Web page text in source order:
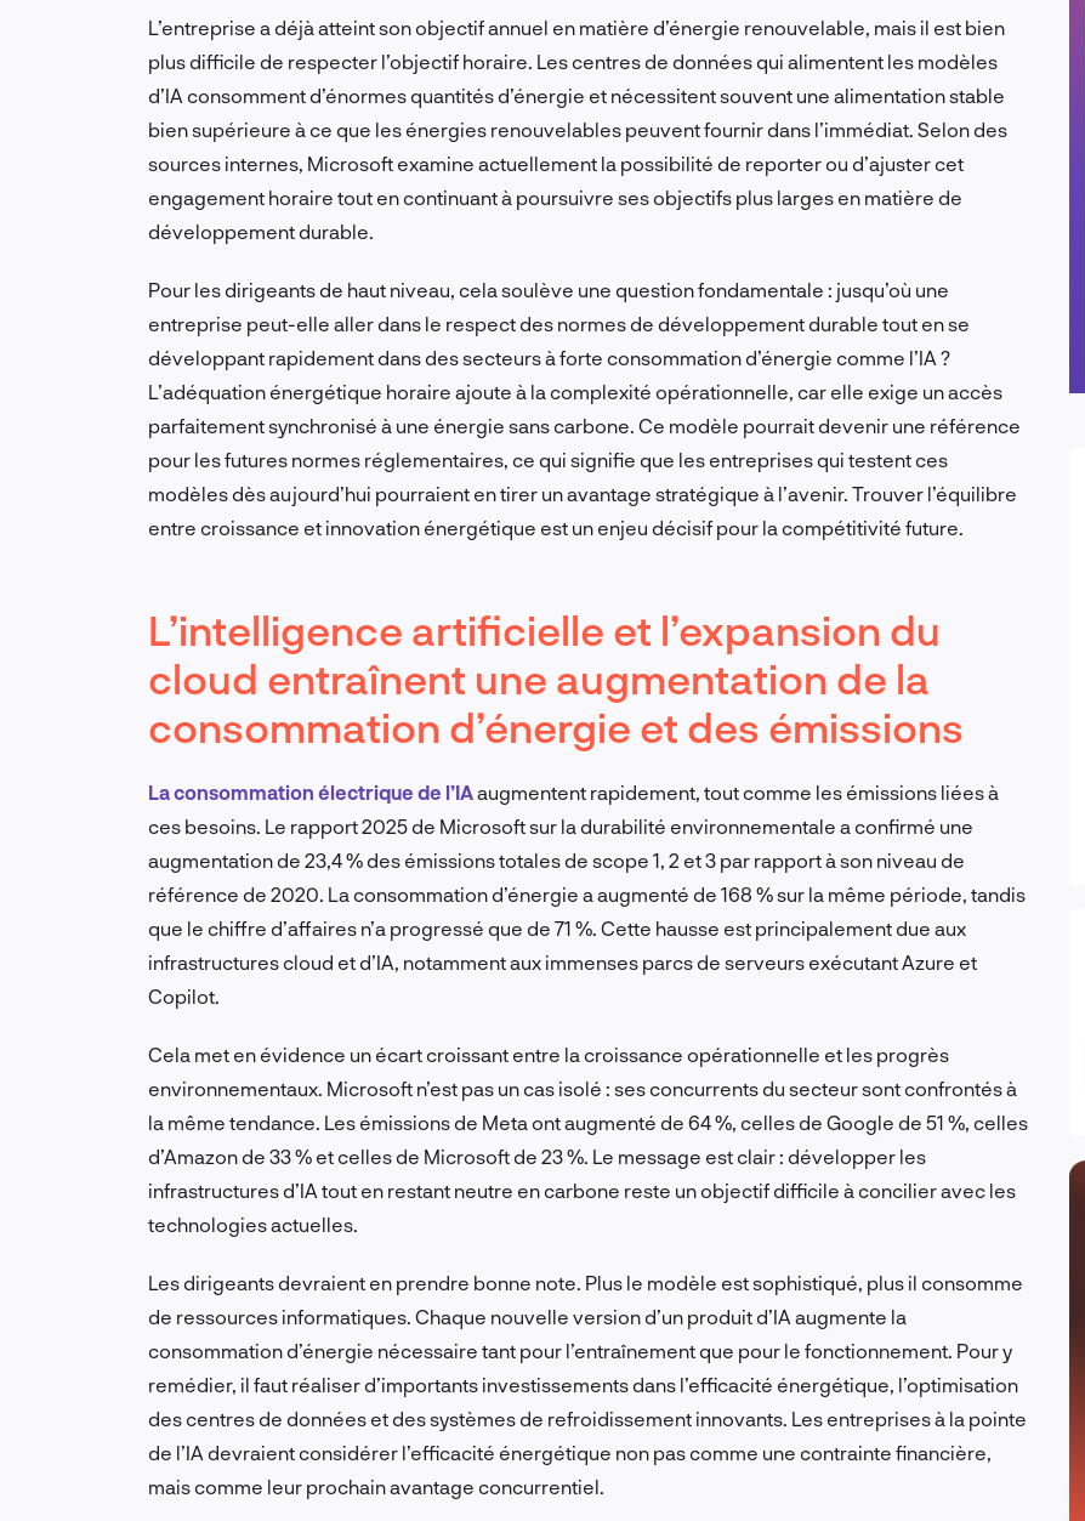
L’entreprise a déjà atteint son objectif annuel en matière d’énergie renouvelable, mais il est bien
plus difficile de respecter l’objectif horaire. Les centres de données qui alimentent les modèles
d’IA consomment d’énormes quantités d’énergie et nécessitent souvent une alimentation stable
bien supérieure à ce que les énergies renouvelables peuvent fournir dans l’immédiat. Selon des
sources internes, Microsoft examine actuellement la possibilité de reporter ou d’ajuster cet
engagement horaire tout en continuant à poursuivre ses objectifs plus larges en matière de
développement durable.
Pour les dirigeants de haut niveau, cela soulève une question fondamentale : jusqu’où une
entreprise peut-elle aller dans le respect des normes de développement durable tout en se
développant rapidement dans des secteurs à forte consommation d’énergie comme l’IA ?
L’adéquation énergétique horaire ajoute à la complexité opérationnelle, car elle exige un accès
parfaitement synchronisé à une énergie sans carbone. Ce modèle pourrait devenir une référence
pour les futures normes réglementaires, ce qui signifie que les entreprises qui testent ces
modèles dès aujourd’hui pourraient en tirer un avantage stratégique à l’avenir. Trouver l’équilibre
entre croissance et innovation énergétique est un enjeu décisif pour la compétitivité future.
L’intelligence artificielle et l’expansion du
cloud entraînent une augmentation de la
consommation d’énergie et des émissions
La consommation électrique de l’IAaugmentent rapidement, tout comme les émissions liées à
ces besoins. Le rapport 2025 de Microsoft sur la durabilité environnementale a confirmé une
augmentation de 23,4 % des émissions totales de scope 1, 2 et 3 par rapport à son niveau de
référence de 2020. La consommation d’énergie a augmenté de 168 % sur la même période, tandis
que le chiffre d’affaires n’a progressé que de 71 %. Cette hausse est principalement due aux
infrastructures cloud et d’IA, notamment aux immenses parcs de serveurs exécutant Azure et
Copilot.
Cela met en évidence un écart croissant entre la croissance opérationnelle et les progrès
environnementaux. Microsoft n’est pas un cas isolé : ses concurrents du secteur sont confrontés à
la même tendance. Les émissions de Meta ont augmenté de 64 %, celles de Google de 51 %, celles
d’Amazon de 33 % et celles de Microsoft de 23 %. Le message est clair : développer les
infrastructures d’IA tout en restant neutre en carbone reste un objectif difficile à concilier avec les
technologies actuelles.
Les dirigeants devraient en prendre bonne note. Plus le modèle est sophistiqué, plus il consomme
de ressources informatiques. Chaque nouvelle version d’un produit d’IA augmente la
consommation d’énergie nécessaire tant pour l’entraînement que pour le fonctionnement. Pour y
remédier, il faut réaliser d’importants investissements dans l’efficacité énergétique, l’optimisation
des centres de données et des systèmes de refroidissement innovants. Les entreprises à la pointe
de l’IA devraient considérer l’efficacité énergétique non pas comme une contrainte financière,
mais comme leur prochain avantage concurrentiel.